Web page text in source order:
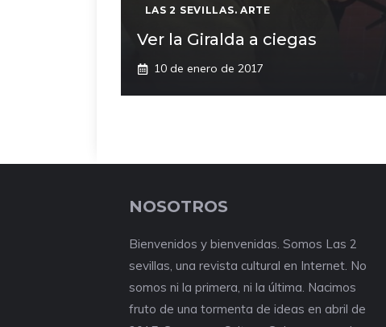
LAS 2 SEVILLAS. ARTE
Ver la Giralda a ciegas
10 de enero de 2017
NOSOTROS
Bienvenidos y bienvenidas. Somos Las 2
sevillas, una revista cultural en Internet. No
somos ni la primera, ni la última. Nacimos
fruto de una tormenta de ideas en abril de